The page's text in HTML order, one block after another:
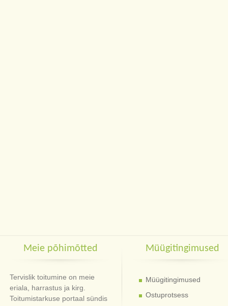
Meie põhimõtted
Tervislik toitumine on meie
eriala, harrastus ja kirg.
Toitumistarkuse portaal sündis
Müügitingimused
Müügitingimused
Ostuprotsess